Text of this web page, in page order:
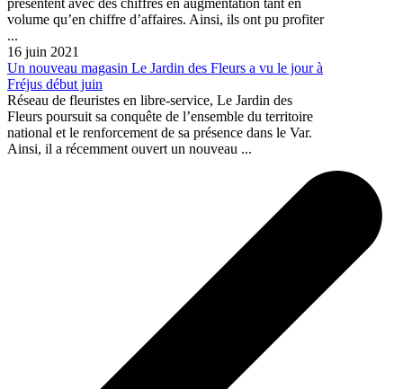
volume qu’en chiffre d’affaires. Ainsi, ils ont pu profiter
...
16 juin 2021
Un nouveau magasin Le Jardin des Fleurs a vu le jour à
Fréjus début juin
Réseau de fleuristes en libre-service, Le Jardin des
Fleurs poursuit sa conquête de l’ensemble du territoire
national et le renforcement de sa présence dans le Var.
Ainsi, il a récemment ouvert un nouveau ...